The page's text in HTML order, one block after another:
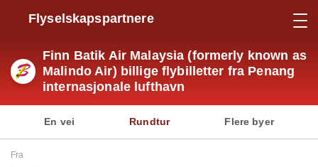
Flyselskapspartnere
Finn Batik Air Malaysia (formerly known as
Malindo Air) billige flybilletter fra Penang
internasjonale lufthavn
En vei Rundtur Flere byer
Fra